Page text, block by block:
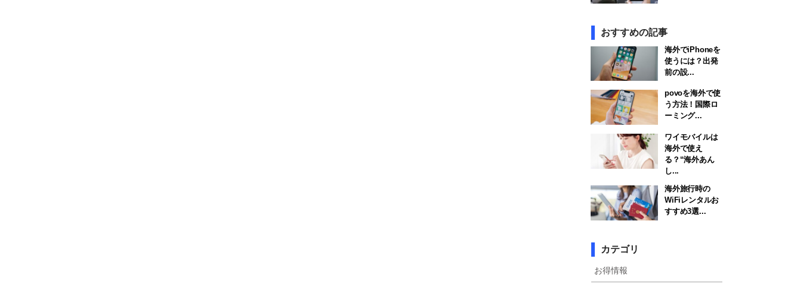
おすすめの記事
海外でiPhoneを
使うには？出発
前の設...
povoを海外で使
う方法！国際ロ
ーミング...
ワイモバイルは
海外で使え
る？“海外あん
し...
海外旅行時の
WiFiレンタルお
すすめ3選...
カテゴリ
お得情報